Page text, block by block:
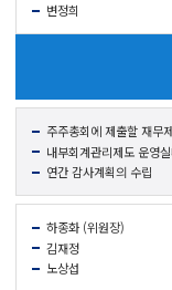
변정희
주주총회에 제출할 재무
내부회계관리제도 운영
연간 감사계획의 수립
하종화 (위원장)
김재정
노상섭